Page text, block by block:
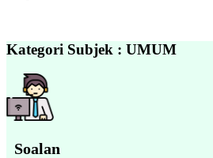
Kategori Subjek : UMUM
Soalan